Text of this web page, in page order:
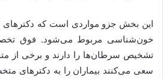
این بخش جزو مواردی است که دکترهای
خون‌شناسی مربوط می‌شود. فوق
تشخیص سرطان‌ها را دارند و برخی از
سعی می‌کنند بیماران را به دکترهای